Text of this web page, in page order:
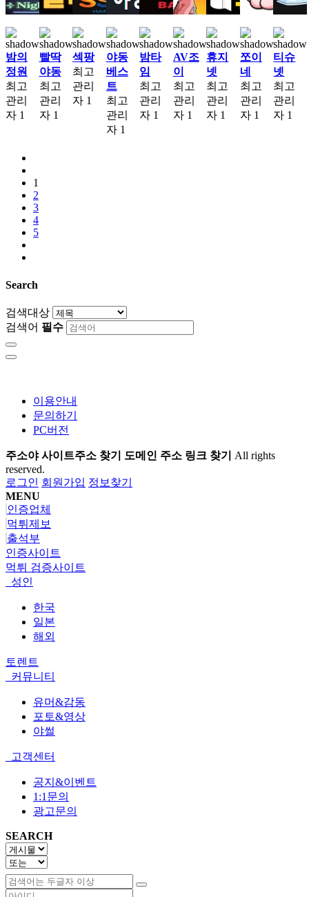
밤의
정원
최고
관리
자 1
빨딱
야동
최고
관리
자 1
섹팡
최고
관리
자 1
야동
베스
트
최고
관리
자 1
밤타
임
최고
관리
자 1
AV조
이
최고
관리
자 1
휴지
넷
최고
관리
자 1
쪼이
네
최고
관리
자 1
티슈
넷
최고
관리
자 1
1
2
3
4
5
Search
검색대상
검색어 필수
이용안내
문의하기
PC버전
주소야 사이트주소 찾기 도메인 주소 링크 찾기 All rights
reserved.
로그인 회원가입 정보찾기
MENU
인증업체
먹튀제보
출석부
인증사이트
먹튀 검증사이트
성인
한국
일본
해외
토렌트
커뮤니티
유머&감동
포토&영상
야썰
고객센터
공지&이벤트
1:1문의
광고문의
SEARCH